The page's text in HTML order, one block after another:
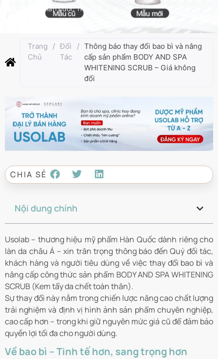
Cập nhật lần cuối:Tháng 6 4, 2025
Trang
Chủ
/ Đối
Tác
/ Thông báo thay đổi bao bì và nâng
cấp sản phẩm BODY AND SPA
WHITENING SCRUB – Giá không
đổi
CHIA SẺ
Nội dung chính
Usolab – thương hiệu mỹ phẩm Hàn Quốc dành riêng cho
làn da châu Á – xin trân trọng thông báo đến Quý đối tác,
khách hàng và người tiêu dùng về việc thay đổi bao bì và
nâng cấp công thức sản phẩm BODY AND SPA WHITENING
SCRUB (Kem tẩy da chết toàn thân).
Sự thay đổi này nằm trong chiến lược nâng cao chất lượng
trải nghiệm và định vị hình ảnh sản phẩm chuyên nghiệp,
cao cấp hơn – trong khi giữ nguyên mức giá cũ để đảm bảo
quyền lợi tối đa cho người dùng.
Về bao bì – Tinh tế hơn, sang trọng hơn